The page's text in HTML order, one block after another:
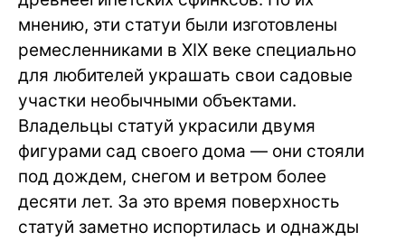
мнению, эти статуи были изготовлены
ремесленниками в XIX веке специально
для любителей украшать свои садовые
участки необычными объектами.
Владельцы статуй украсили двумя
фигурами сад своего дома — они стояли
под дождем, снегом и ветром более
десяти лет. За это время поверхность
статуй заметно испортилась и однажды